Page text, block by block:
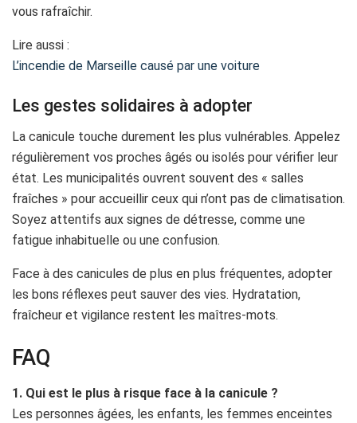
vous rafraîchir.
Lire aussi :
L’incendie de Marseille causé par une voiture
Les gestes solidaires à adopter
La canicule touche durement les plus vulnérables. Appelez
régulièrement vos proches âgés ou isolés pour vérifier leur
état. Les municipalités ouvrent souvent des « salles
fraîches » pour accueillir ceux qui n’ont pas de climatisation.
Soyez attentifs aux signes de détresse, comme une
fatigue inhabituelle ou une confusion.
Face à des canicules de plus en plus fréquentes, adopter
les bons réflexes peut sauver des vies. Hydratation,
fraîcheur et vigilance restent les maîtres-mots.
FAQ
1. Qui est le plus à risque face à la canicule ?
Les personnes âgées, les enfants, les femmes enceintes